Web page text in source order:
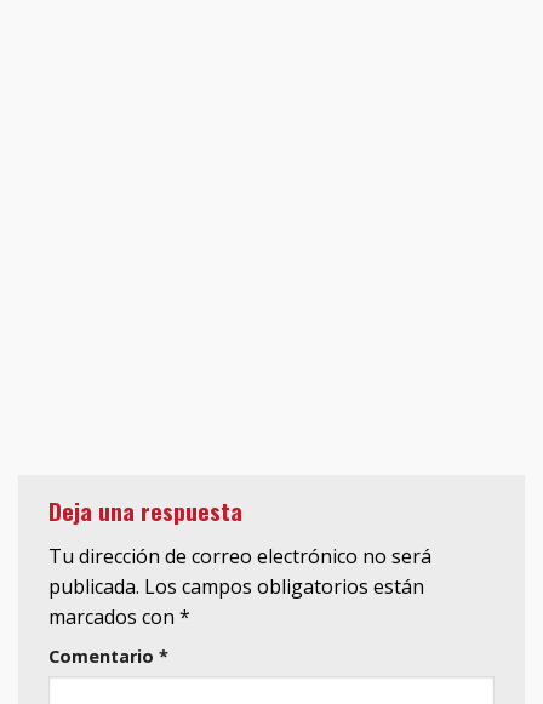
Deja una respuesta
Tu dirección de correo electrónico no será
publicada. Los campos obligatorios están
marcados con *
Comentario *